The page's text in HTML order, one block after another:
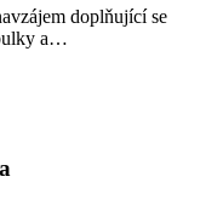
doplňující se
a…